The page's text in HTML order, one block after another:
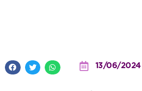
13/06/2024